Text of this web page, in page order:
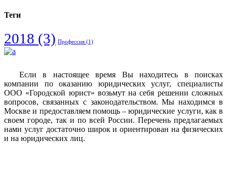
Теги
2018 (3) Профессия (1)
Если в настоящее время Вы находитесь в поисках
компании по оказанию юридических услуг, специалисты
ООО «Городской юрист» возьмут на себя решении сложных
вопросов, связанных с законодательством. Мы находимся в
Москве и предоставляем помощь – юридические услуги, как в
своем городе, так и по всей России. Перечень предлагаемых
нами услуг достаточно широк и ориентирован на физических
и на юридических лиц.